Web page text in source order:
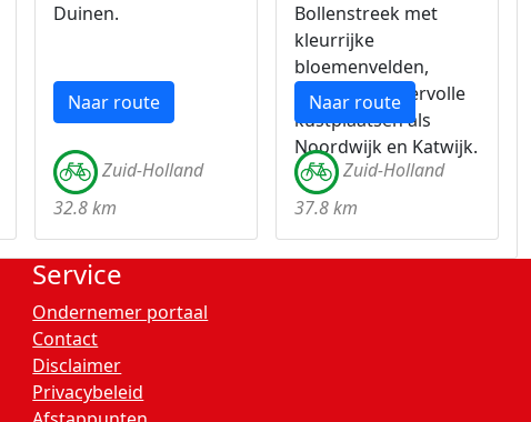
Duinen.
Naar route
Zuid-Holland
32.8 km
Bollenstreek met
kleurrijke
bloemenvelden,
duinen en sfeervolle
kustplaatsen als
Noordwijk en Katwijk.
Naar route
Zuid-Holland
37.8 km
Service
Ondernemer portaal
Contact
Disclaimer
Privacybeleid